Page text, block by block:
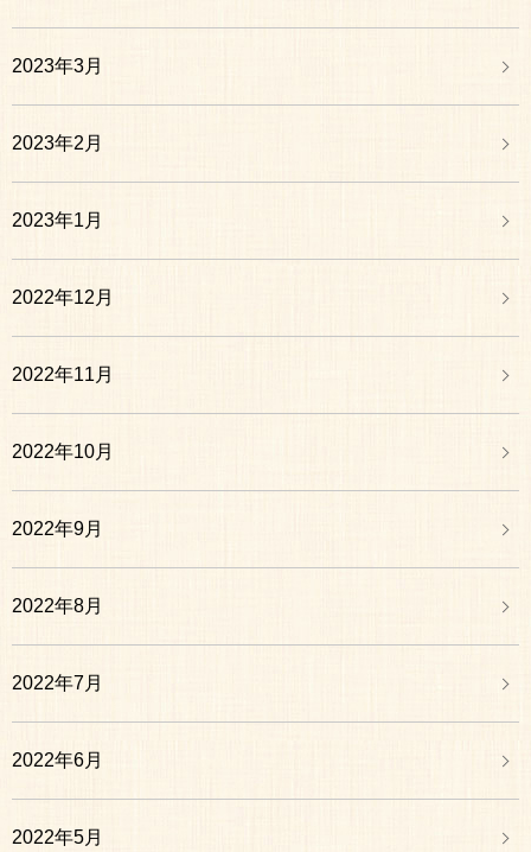
2023年3月
2023年2月
2023年1月
2022年12月
2022年11月
2022年10月
2022年9月
2022年8月
2022年7月
2022年6月
2022年5月